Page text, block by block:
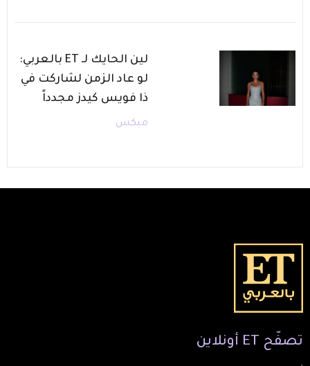
لين الحايك لـ ET بالعربي:
لو عاد الزمن لشاركت في
ذا فويس كيدز مجدداً
ميكس
تصفّح ET أونلاين